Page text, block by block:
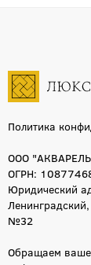
Политика
ООО
ОГРН:
Юридический
№32
Обращаем ваше